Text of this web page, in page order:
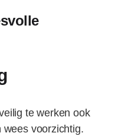
te werken ook
voorzichtig.